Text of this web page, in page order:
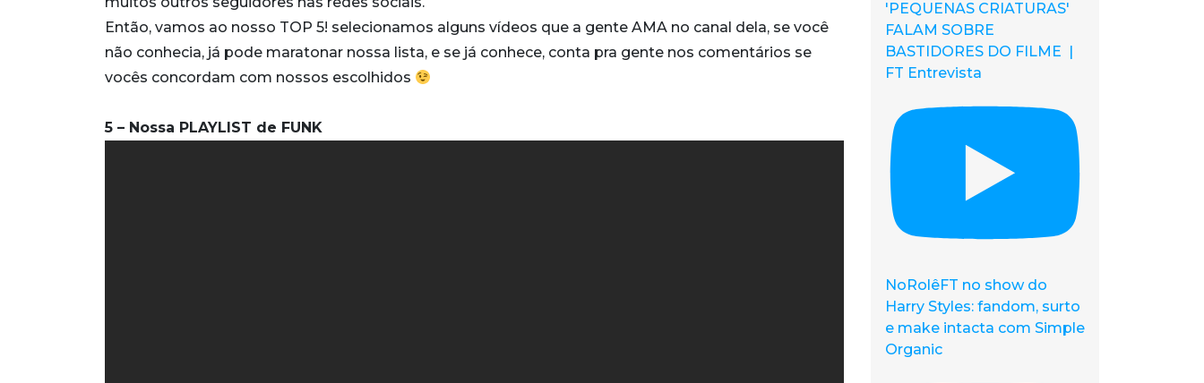
Então, vamos ao nosso TOP 5! selecionamos alguns vídeos que a gente AMA no canal dela, se você
não conhecia, já pode maratonar nossa lista, e se já conhece, conta pra gente nos comentários se
vocês concordam com nossos escolhidos
5 – Nossa PLAYLIST de FUNK
'PEQUENAS CRIATURAS'
FALAM SOBRE
BASTIDORES DO FILME |
FT Entrevista
NoRolêFT no show do
Harry Styles: fandom, surto
e make intacta com Simple
Organic